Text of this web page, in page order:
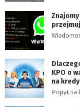
KPO o
na
Popyt na